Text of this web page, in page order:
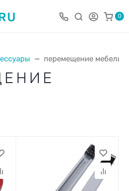
0
перемещение мебели